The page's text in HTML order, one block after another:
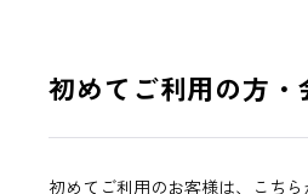
初めてご利用の方・
初めてご利用のお客様は、こちら